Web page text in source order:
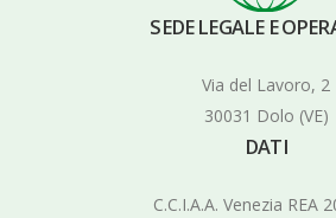
SEDE LEGALE E
Via del Lavoro, 2
30031 Dolo (VE)
DATI
C.C.I.A.A. Venezia REA